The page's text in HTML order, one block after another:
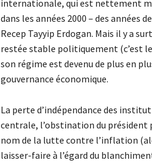
internationale, qui est nettement
dans les années 2000 – des années
Recep Tayyip Erdogan. Mais il y a
restée stable politiquement (c’est le
son régime est devenu de plus en
gouvernance économique.
La perte d’indépendance des
centrale, l’obstination du président
nom de la lutte contre l’inflation
laisser-faire à l’égard du